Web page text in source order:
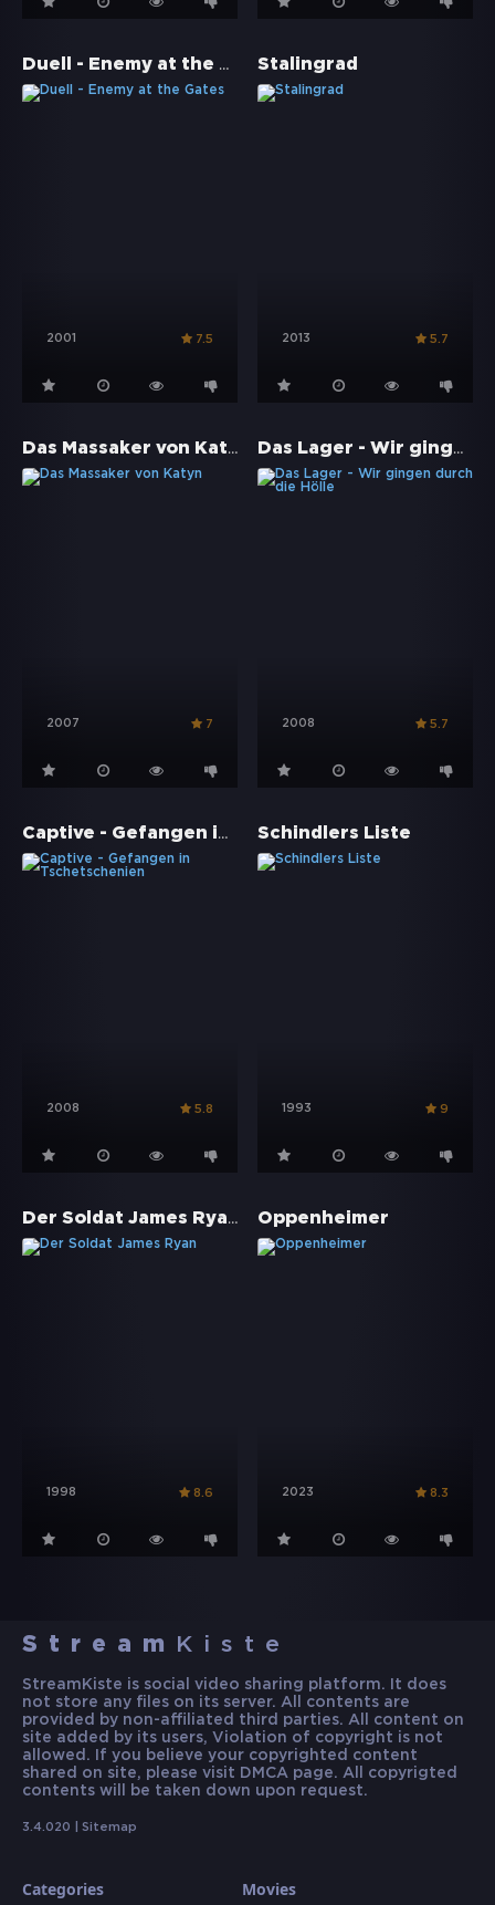
Duell - Enemy at the Gates
2001 7.5
Stalingrad
2013 5.7
Das Massaker von Katyn
2007 7
Das Lager - Wir gingen durch die Hölle
2008 5.7
Captive - Gefangen in Tschetschenien
2008 5.8
Schindlers Liste
1993 9
Der Soldat James Ryan
1998 8.6
Oppenheimer
2023 8.3
Stream Kiste
StreamKiste is social video sharing platform. It does
not store any files on its server. All contents are
provided by non-affiliated third parties. All content on
site added by its users, Violation of copyright is not
allowed. If you believe your copyrighted content
shared on site, please visit DMCA page. All copyrigted
contents will be taken down upon request.
3.4.020 | Sitemap
Categories Movies